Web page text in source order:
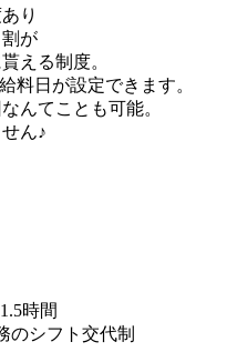
り
が
える制度。
料日が設定できます。
んてことも可能。
ん♪
時間
のシフト交代制